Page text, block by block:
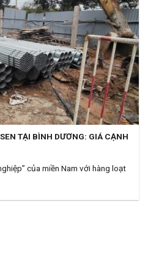
TẠI BÌNH DƯƠNG: GIÁ CẠNH
của miền Nam với hàng loạt